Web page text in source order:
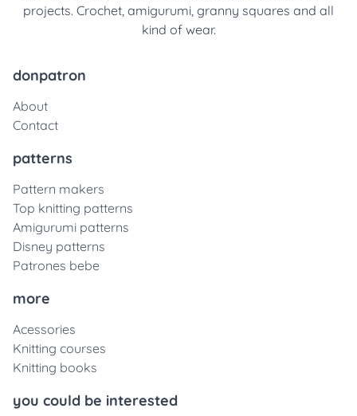
projects. Crochet, amigurumi, granny squares and all
kind of wear.
donpatron
About
Contact
patterns
Pattern makers
Top knitting patterns
Amigurumi patterns
Disney patterns
Patrones bebe
more
Acessories
Knitting courses
Knitting books
you could be interested